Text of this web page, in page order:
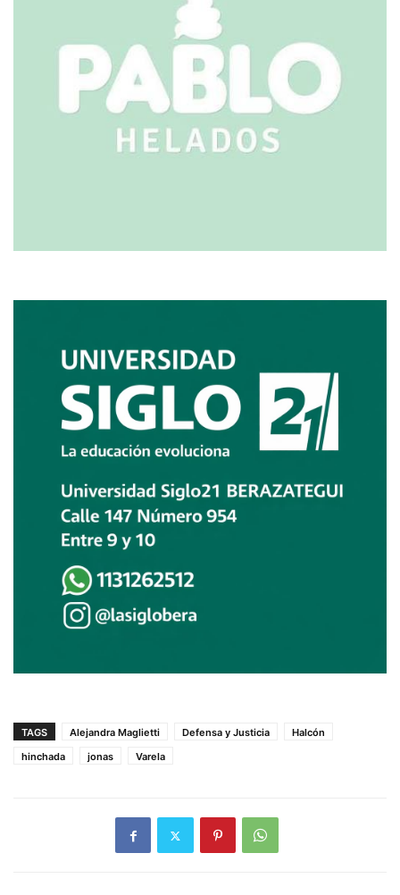
TAGS Alejandra Maglietti Defensa y Justicia
Halcón
hinchada
jonas Varela